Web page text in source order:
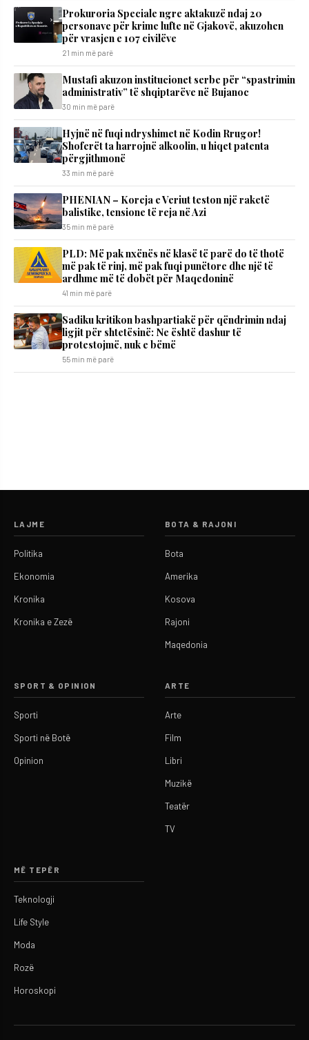
Prokuroria Speciale ngre aktakuzë ndaj 20
personave për krime lufte në Gjakovë, akuzohen
për vrasjen e 107 civilëve
21 min më parë
Mustafi akuzon institucionet serbe për “spastrimin
administrativ” të shqiptarëve në Bujanoc
30 min më parë
Hyjnë në fuqi ndryshimet në Kodin Rrugor!
Shoferët ta harrojnë alkoolin, u hiqet patenta
përgjithmonë
33 min më parë
PHENIAN – Koreja e Veriut teston një raketë
balistike, tensione të reja në Azi
35 min më parë
PLD: Më pak nxënës në klasë të parë do të thotë
më pak të rinj, më pak fuqi punëtore dhe një të
ardhme më të dobët për Maqedoninë
41 min më parë
Sadiku kritikon bashpartiakë për qëndrimin ndaj
ligjit për shtetësinë: Ne është dashur të
protestojmë, nuk e bëmë
55 min më parë
LAJME
Politika
Ekonomia
Kronika
Kronika e Zezë
BOTA & RAJONI
Bota
Amerika
Kosova
Rajoni
Maqedonia
SPORT & OPINION
Sporti
Sporti në Botë
Opinion
ARTE
Arte
Film
Libri
Muzikë
Teatër
TV
MË TEPËR
Teknologji
Life Style
Moda
Rozë
Horoskopi